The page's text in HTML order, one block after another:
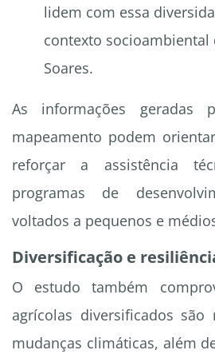
lidem com essa
contexto socioambiental
Soares.
As informações
mapeamento podem
reforçar a assistência
programas de
voltados a pequenos e
Diversificação e
O estudo também
agrícolas diversificados são
mudanças climáticas, além